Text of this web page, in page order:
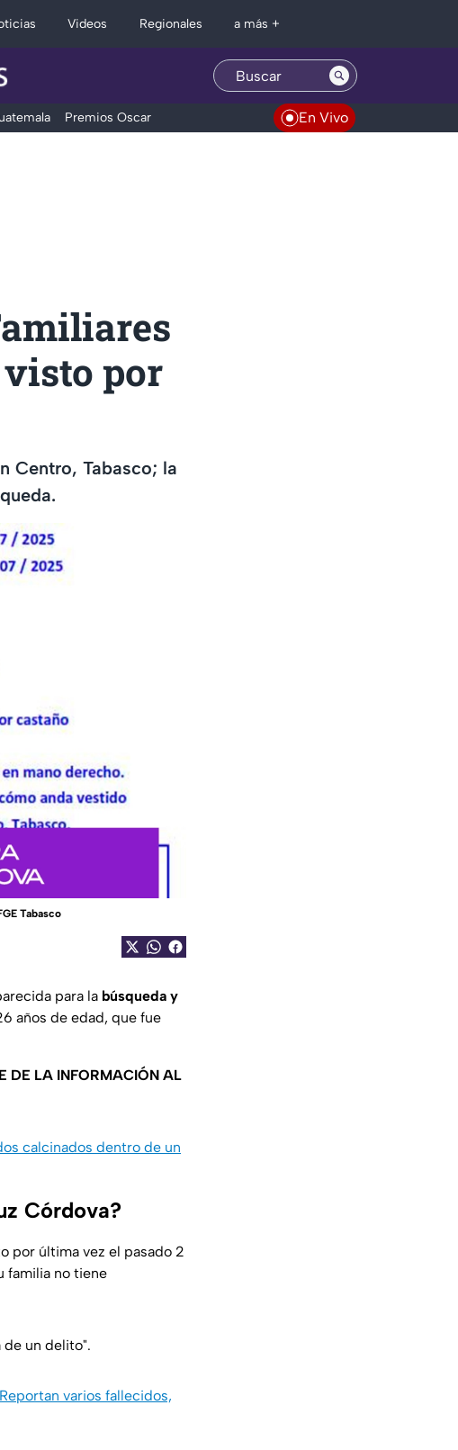
Videos Regionales a más +
Premios Oscar En Vivo
por
Centro, Tabasco; la
Tabasco
para la búsqueda y
años de edad, que fue
DE LA INFORMACIÓN AL
calcinados dentro de un
Córdova?
por última vez el pasado 2
familia no tiene
un delito".
varios fallecidos,